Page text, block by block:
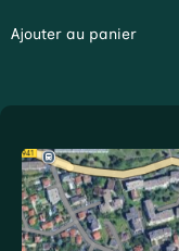
Ajouter au panier